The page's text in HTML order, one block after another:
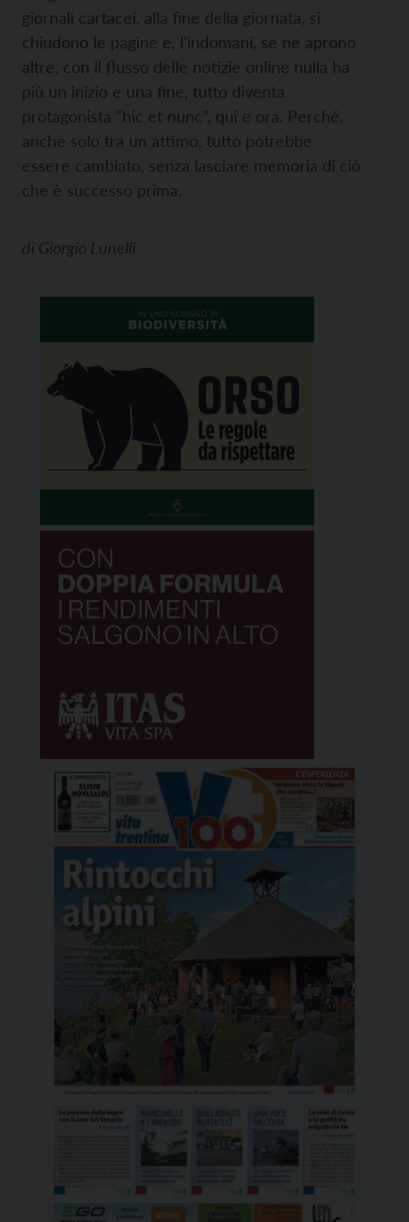
giornali cartacei, alla fine della giornata, si
chiudono le pagine e, l’indomani, se ne aprono
altre, con il flusso delle notizie online nulla ha
più un inizio e una fine, tutto diventa
protagonista “hic et nunc”, qui e ora. Perché,
anche solo tra un attimo, tutto potrebbe
essere cambiato, senza lasciare memoria di ciò
che è successo prima.
di Giorgio Lunelli